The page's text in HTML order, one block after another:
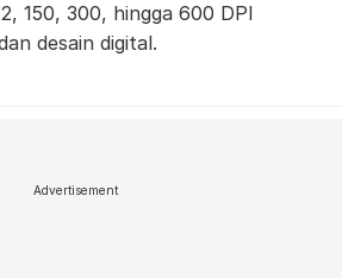
150, 300, hingga 600 DPI
desain digital.
Advertisement